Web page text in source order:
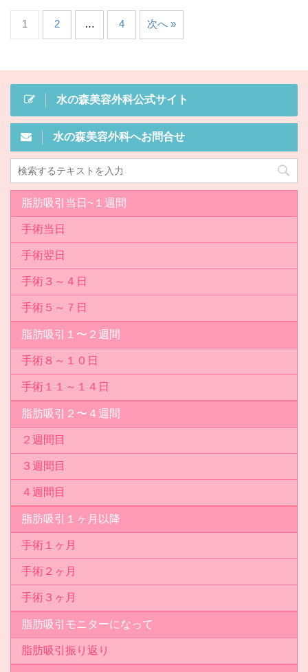
1 2 … 4 次へ »
水の森美容外科公式サイト
水の森美容外科へお問合せ
脂肪吸引当日~１週間
手術当日
手術翌日
手術３～４日
手術５～７日
脂肪吸引１〜２週間
手術８～１０日
手術１１～１４日
脂肪吸引２〜４週間
２週間目
３週間目
４週間目
脂肪吸引１ヶ月以降
手術１ヶ月
手術２ヶ月
手術３ヶ月
脂肪吸引モニターになって
脂肪吸引振り返り